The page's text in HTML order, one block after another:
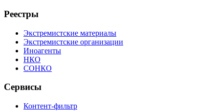
Реестры
Экстремистские материалы
Экстремистские организации
Иноагенты
НКО
СОНКО
Сервисы
Контент-фильтр